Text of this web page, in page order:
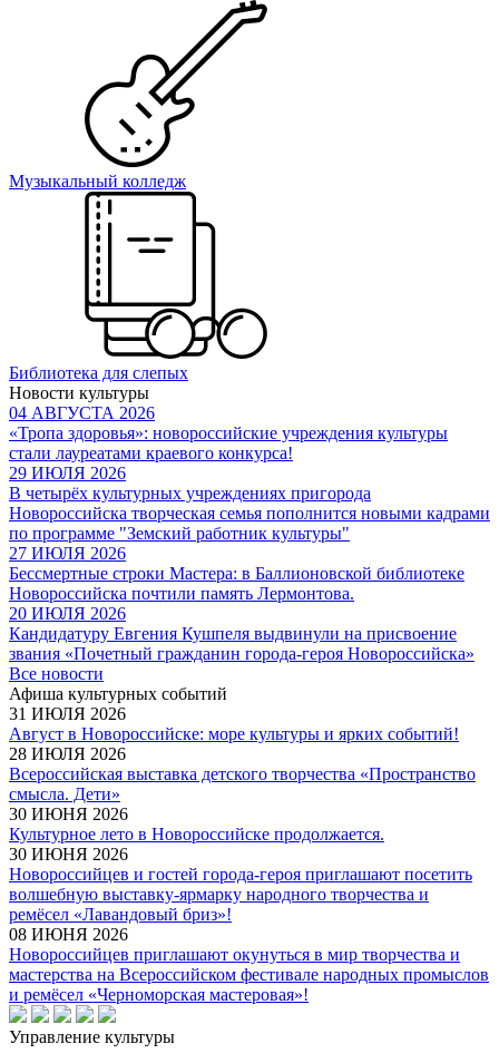
Музыкальный колледж
Библиотека для слепых
Новости культуры
04 АВГУСТА 2026
«Тропа здоровья»: новороссийские учреждения культуры
стали лауреатами краевого конкурса!
29 ИЮЛЯ 2026
В четырёх культурных учреждениях пригорода
Новороссийска творческая семья пополнится новыми кадрами
по программе "Земский работник культуры"
27 ИЮЛЯ 2026
Бессмертные строки Мастера: в Баллионовской библиотеке
Новороссийска почтили память Лермонтова.
20 ИЮЛЯ 2026
Кандидатуру Евгения Кушпеля выдвинули на присвоение
звания «Почетный гражданин города-героя Новороссийска»
Все новости
Афиша культурных событий
31 ИЮЛЯ 2026
Август в Новороссийске: море культуры и ярких событий!
28 ИЮЛЯ 2026
Всероссийская выставка детского творчества «Пространство
смысла. Дети»
30 ИЮНЯ 2026
Культурное лето в Новороссийске продолжается.
30 ИЮНЯ 2026
Новороссийцев и гостей города-героя приглашают посетить
волшебную выставку-ярмарку народного творчества и
ремёсел «Лавандовый бриз»!
08 ИЮНЯ 2026
Новороссийцев приглашают окунуться в мир творчества и
мастерства на Всероссийском фестивале народных промыслов
и ремёсел «Черноморская мастеровая»!
Управление культуры